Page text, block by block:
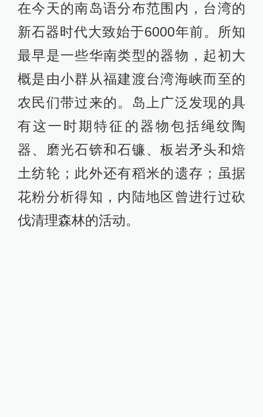
在今天的南岛语分布范围内，台湾的
新石器时代大致始于6000年前。所知
最早是一些华南类型的器物，起初大
概是由小群从福建渡台湾海峡而至的
农民们带过来的。岛上广泛发现的具
有这一时期特征的器物包括绳纹陶
器、磨光石锛和石镰、板岩矛头和焙
土纺轮；此外还有稻米的遗存；虽据
花粉分析得知，内陆地区曾进行过砍
伐清理森林的活动。